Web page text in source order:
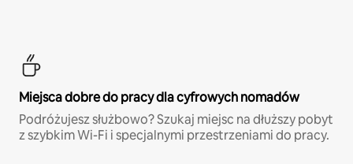
Miejsca dobre do pracy dla cyfrowych nomadów
Podróżujesz służbowo? Szukaj miejsc na dłuższy pobyt
z szybkim Wi-Fi i specjalnymi przestrzeniami do pracy.